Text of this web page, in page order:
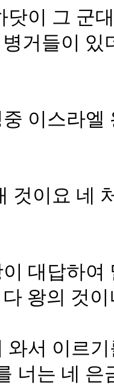
닷이 그 군
거들이
이스라
것이요 네
대답하
왕의 것
와서 이르
너는 네